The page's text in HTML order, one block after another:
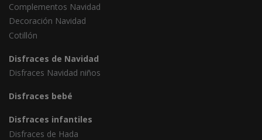
Complementos Navidad
Decoración Navidad
Cotillón
Disfraces de Navidad
Disfraces Navidad niños
Disfraces bebé
Disfraces infantiles
Disfraces de Hada